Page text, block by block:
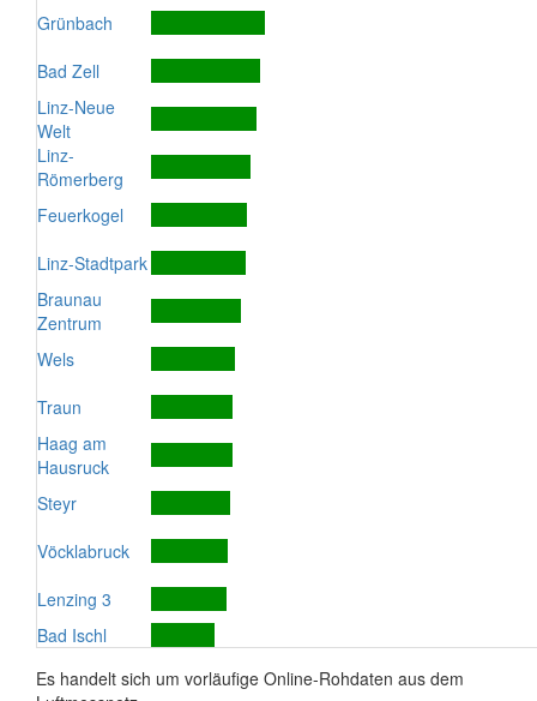
Grünbach
Bad Zell
Linz-Neue
Welt
Linz-
Römerberg
Feuerkogel
Linz-Stadtpark
Braunau
Zentrum
Wels
Traun
Haag am
Hausruck
Steyr
Vöcklabruck
Lenzing 3
Bad Ischl
Es handelt sich um vorläufige Online-Rohdaten aus dem